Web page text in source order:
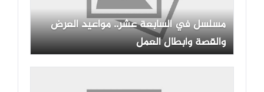
مسلسل في السابعة عشر.. مواعيد العرض
والقصة وأبطال العمل